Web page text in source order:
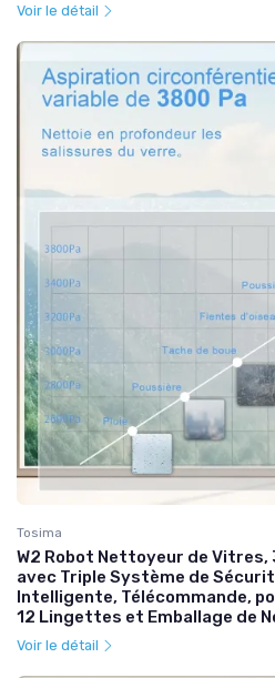
Voir le détail
Tosima
W2 Robot Nettoyeur de Vitres,
avec Triple Système de
Intelligente, Télécommande,
12 Lingettes et Emballage de
Voir le détail